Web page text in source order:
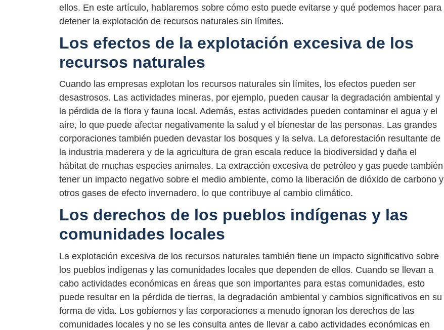
ellos. En este artículo, hablaremos sobre cómo esto puede evitarse y qué podemos hacer para
detener la explotación de recursos naturales sin límites.
Los efectos de la explotación excesiva de los
recursos naturales
Cuando las empresas explotan los recursos naturales sin límites, los efectos pueden ser
desastrosos. Las actividades mineras, por ejemplo, pueden causar la degradación ambiental y
la pérdida de la flora y fauna local. Además, estas actividades pueden contaminar el agua y el
aire, lo que puede afectar negativamente la salud y el bienestar de las personas. Las grandes
corporaciones también pueden devastar los bosques y la selva. La deforestación resultante de
la industria maderera y de la agricultura de gran escala reduce la biodiversidad y daña el
hábitat de muchas especies animales. La extracción excesiva de petróleo y gas puede también
tener un impacto negativo sobre el medio ambiente, como la liberación de dióxido de carbono y
otros gases de efecto invernadero, lo que contribuye al cambio climático.
Los derechos de los pueblos indígenas y las
comunidades locales
La explotación excesiva de los recursos naturales también tiene un impacto significativo sobre
los pueblos indígenas y las comunidades locales que dependen de ellos. Cuando se llevan a
cabo actividades económicas en áreas que son importantes para estas comunidades, esto
puede resultar en la pérdida de tierras, la degradación ambiental y cambios significativos en su
forma de vida. Los gobiernos y las corporaciones a menudo ignoran los derechos de las
comunidades locales y no se les consulta antes de llevar a cabo actividades económicas en